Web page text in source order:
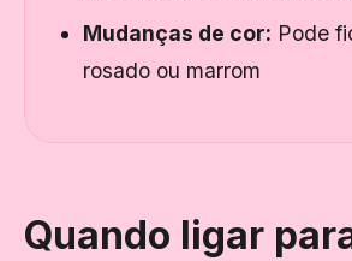
Mudanças de cor: Pode
rosado ou marrom
Quando ligar